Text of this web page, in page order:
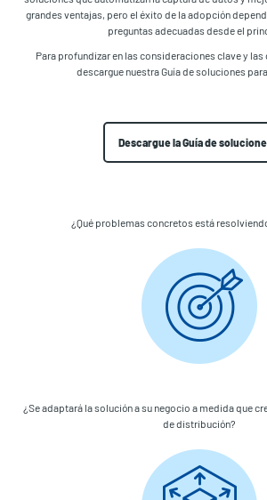
grandes ventajas, pero el éxito de la adopción
preguntas adecuadas desde el
Para profundizar en las consideraciones clave y
descargue nuestra Guía de soluciones
Descargue la Guía de
¿Qué problemas concretos está
¿Se adaptará la solución a su negocio a medida que
de distribución?